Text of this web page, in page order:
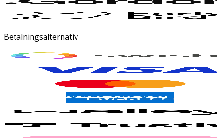
Betalningsalternativ